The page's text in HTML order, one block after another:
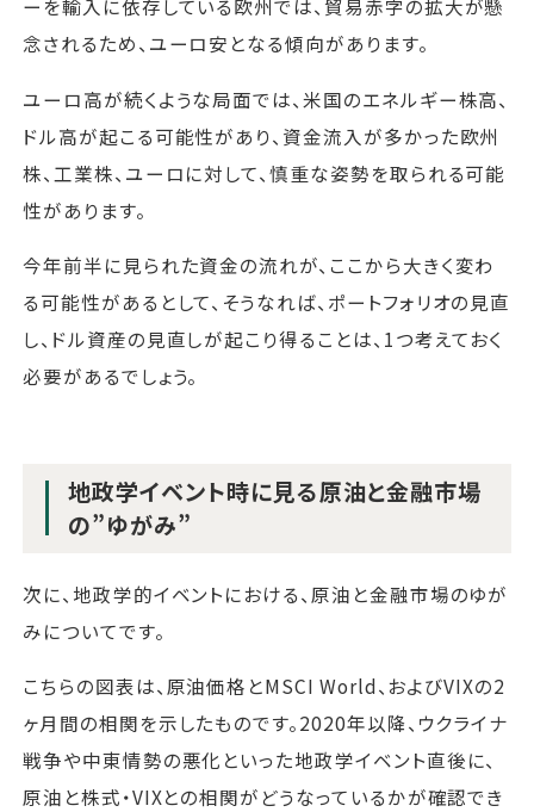
ーを輸入に依存している欧州では、貿易赤字の拡大が懸
念されるため、ユーロ安となる傾向があります。
ユーロ高が続くような局面では、米国のエネルギー株高、
ドル高が起こる可能性があり、資金流入が多かった欧州
株、工業株、ユーロに対して、慎重な姿勢を取られる可能
性があります。
今年前半に見られた資金の流れが、ここから大きく変わ
る可能性があるとして、そうなれば、ポートフォリオの見直
し、ドル資産の見直しが起こり得ることは、1つ考えておく
必要があるでしょう。
地政学イベント時に見る原油と金融市場
の”ゆがみ”
次に、地政学的イベントにおける、原油と金融市場のゆが
みについてです。
こちらの図表は、原油価格とMSCI World、およびVIXの2
ヶ月間の相関を示したものです。2020年以降、ウクライナ
戦争や中東情勢の悪化といった地政学イベント直後に、
原油と株式・VIXとの相関がどうなっているかが確認でき